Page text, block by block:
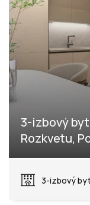
3-izbový
Rozkvetu,
3-izbový